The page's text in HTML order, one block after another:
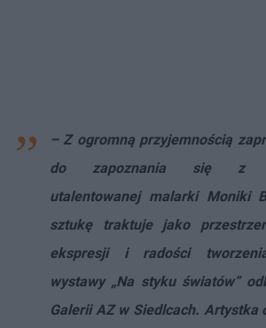
– Z ogromną przyjemnością
do zapoznania się z
utalentowanej malarki Moniki
sztukę traktuje jako
ekspresji i radości
wystawy „Na styku światów”
Galerii AZ w Siedlcach. Artystka